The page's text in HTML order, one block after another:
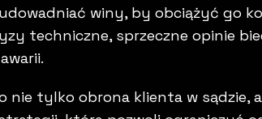
winy, by obciążyć go
techniczne, sprzeczne opinie
nie tylko obrona klienta w sądzie,